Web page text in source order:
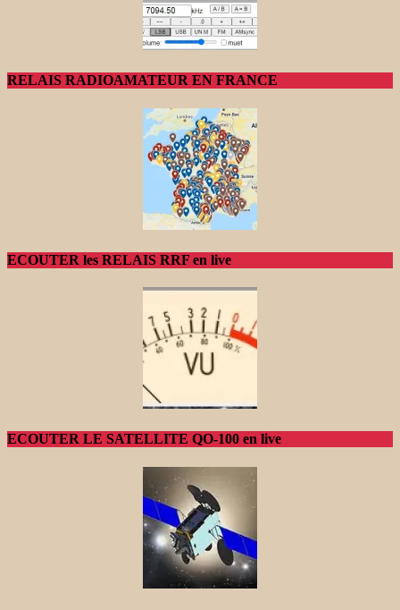
RELAIS RADIOAMATEUR EN FRANCE
ECOUTER les RELAIS RRF en live
ECOUTER LE SATELLITE QO-100 en live